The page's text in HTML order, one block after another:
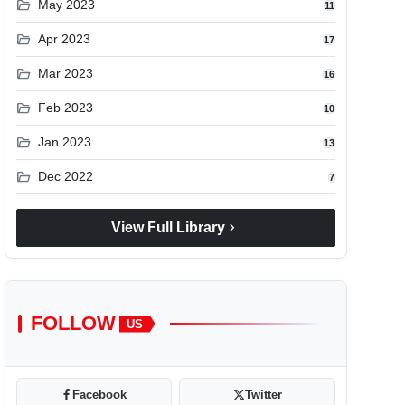
folder_open May 2023 11
folder_open Apr 2023 17
folder_open Mar 2023 16
folder_open Feb 2023 10
folder_open Jan 2023 13
folder_open Dec 2022 7
View Full Library chevron_right
FOLLOW US
Facebook Twitter